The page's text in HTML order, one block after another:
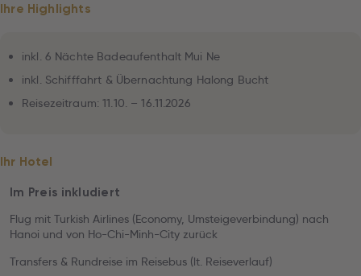
Ihre Highlights
inkl. 6 Nächte Badeaufenthalt Mui Ne
inkl. Schifffahrt & Übernachtung Halong Bucht
Reisezeitraum: 11.10. – 16.11.2026
Ihr Hotel
Im Preis inkludiert
Flug mit Turkish Airlines (Economy, Umsteigeverbindung) nach
Hanoi und von Ho-Chi-Minh-City zurück
Transfers & Rundreise im Reisebus (lt. Reiseverlauf)